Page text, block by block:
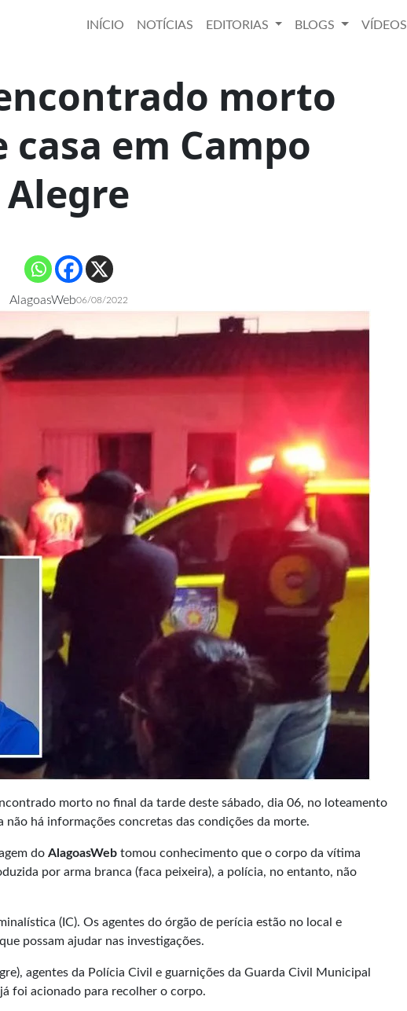
INÍCIO NOTÍCIAS EDITORIAS BLOGS
VÍDEOS
morto
em Campo
Alegre
AlagoasWeb06/08/2022
morto no final da tarde deste sábado, dia 06, no loteamento
não há informações concretas das condições da morte.
do AlagoasWeb tomou conhecimento que o corpo da vítima
por arma branca (faca peixeira), a polícia, no entanto, não
(IC). Os agentes do órgão de perícia estão no local e
possam ajudar nas investigações.
agentes da Polícia Civil e guarnições da Guarda Civil Municipal
foi acionado para recolher o corpo.